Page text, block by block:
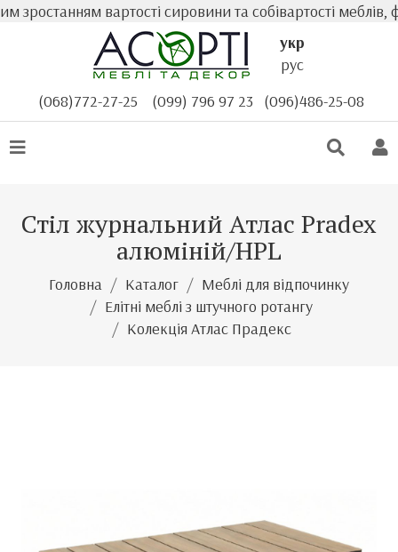
вартості сировини та собівартості меблів,
укр
рус
(068)772-27-25
(099) 796 97 23 (096)486-25-08
Стіл журнальний Атлас Pradex
алюміній/HPL
Головна Каталог
Меблі для відпочинку
Елітні меблі з штучного ротангу
Колекція Атлас Прадекс